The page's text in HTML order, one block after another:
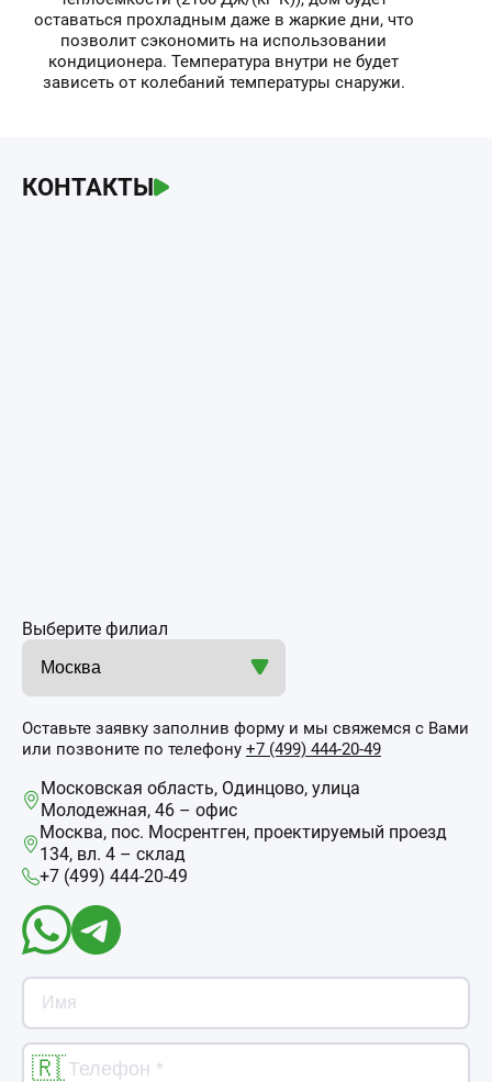
оставаться прохладным даже в жаркие дни, что
позволит сэкономить на использовании
кондиционера. Температура внутри не будет
зависеть от колебаний температуры снаружи.
КОНТАКТЫ
Выберите филиал
Оставьте заявку заполнив форму и мы свяжемся с Вами
или позвоните по телефону +7 (499) 444-20-49
Московская область, Одинцово, улица
Молодежная, 46 – офис
Москва, пос. Мосрентген, проектируемый проезд
134, вл. 4 – склад
+7 (499) 444-20-49